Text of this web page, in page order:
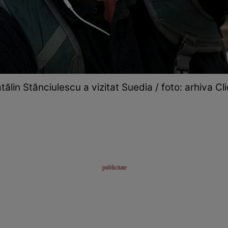
Stănciulescu a vizitat Suedia / foto: arhiva